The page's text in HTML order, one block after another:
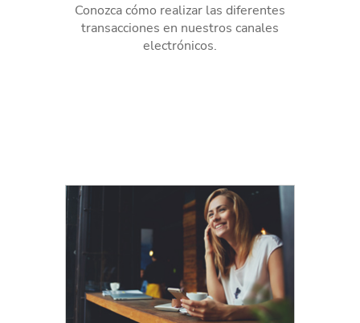
Conozca cómo realizar las diferentes
transacciones en nuestros canales
electrónicos.